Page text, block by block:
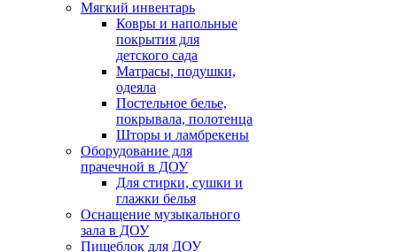
Мягкий инвентарь
Ковры и напольные
покрытия для
детского сада
Матрасы, подушки,
одеяла
Постельное белье,
покрывала, полотенца
Шторы и ламбрекены
Оборудование для
прачечной в ДОУ
Для стирки, сушки и
глажки белья
Оснащение музыкального
зала в ДОУ
Пищеблок для ДОУ